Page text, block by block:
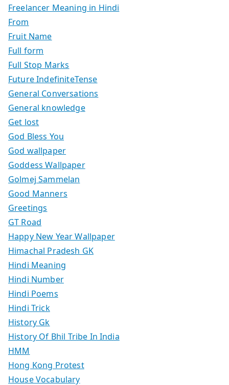
Freelancer Meaning in Hindi
From
Fruit Name
Full form
Full Stop Marks
Future IndefiniteTense
General Conversations
General knowledge
Get lost
God Bless You
God wallpaper
Goddess Wallpaper
Golmej Sammelan
Good Manners
Greetings
GT Road
Happy New Year Wallpaper
Himachal Pradesh GK
Hindi Meaning
Hindi Number
Hindi Poems
Hindi Trick
History Gk
History Of Bhil Tribe In India
HMM
Hong Kong Protest
House Vocabulary